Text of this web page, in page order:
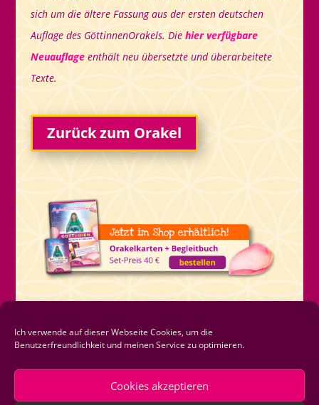
Ich verwende auf dieser Webseite Cookies, um die
Benutzerfreundlichkeit und meinen Service zu optimieren.
Cookies akzeptieren
sich um die ältere Fassung aus der ersten deutschen
Auflage des GöttinnenOrakels. Die hier verfügbare
Neuauflageenthält neu übersetzte und überarbeitete
Texte.
Zurück zum Orakel